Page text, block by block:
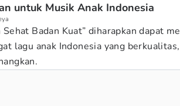
untuk Musik Anak Indonesia
Sehat Badan Kuat” diharapkan dapat
lagu anak Indonesia yang